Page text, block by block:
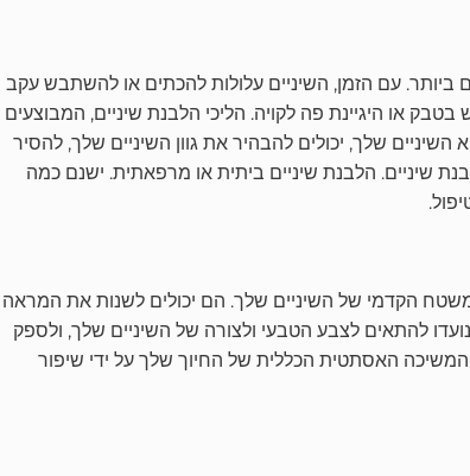
עם הזמן, השיניים עלולות להכתים או להשתבש עקב
או היגיינת פה לקויה. הליכי הלבנת שיניים, המבוצעים
שלך, יכולים להבהיר את גוון השיניים שלך, להסיר
שיניים. הלבנת שיניים ביתית או מרפאתית. ישנם כמה
הקדמי של השיניים שלך. הם יכולים לשנות את המראה
נועדו להתאים לצבע הטבעי ולצורה של השיניים שלך, ולספק
האסתטית הכללית של החיוך שלך על ידי שיפור